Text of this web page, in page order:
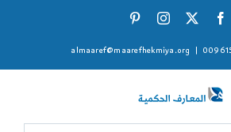
Facebook
X
Instagram
almaaref@maarefhekmiya.org